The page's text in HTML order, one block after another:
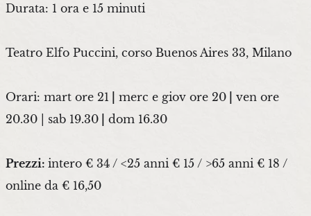
Durata: 1 ora e 15 minuti
Teatro Elfo Puccini, corso Buenos Aires 33, Milano
Orari: mart ore 21 merc e giov ore 20
ven ore
20.30 | sab 19.30
dom 16.30
Prezzi: intero € 34 / <25 anni € 15 / >65 anni € 18 /
online da € 16,50